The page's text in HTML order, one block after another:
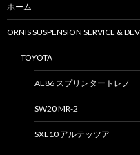
ホーム
ORNIS SUSPENSION SERVICE &
TOYOTA
AE86 スプリンタートレノ
SW20 MR-2
SXE10 アルテッツア